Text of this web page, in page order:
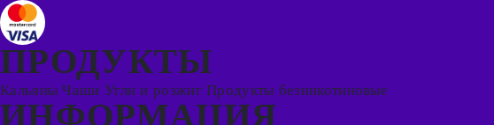
ПРОДУКТЫ
КальяныЧаши Угли и розжигПродукты безникотиновые
ИНФОРМАЦИЯ